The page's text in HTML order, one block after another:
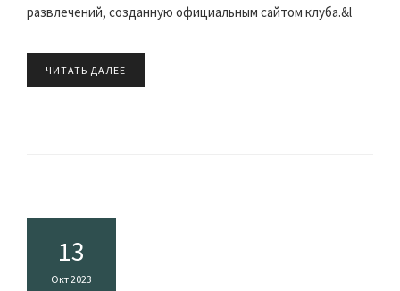
развлечений, созданную официальным сайтом клуба.&l
ЧИТАТЬ ДАЛЕЕ
13
Окт 2023